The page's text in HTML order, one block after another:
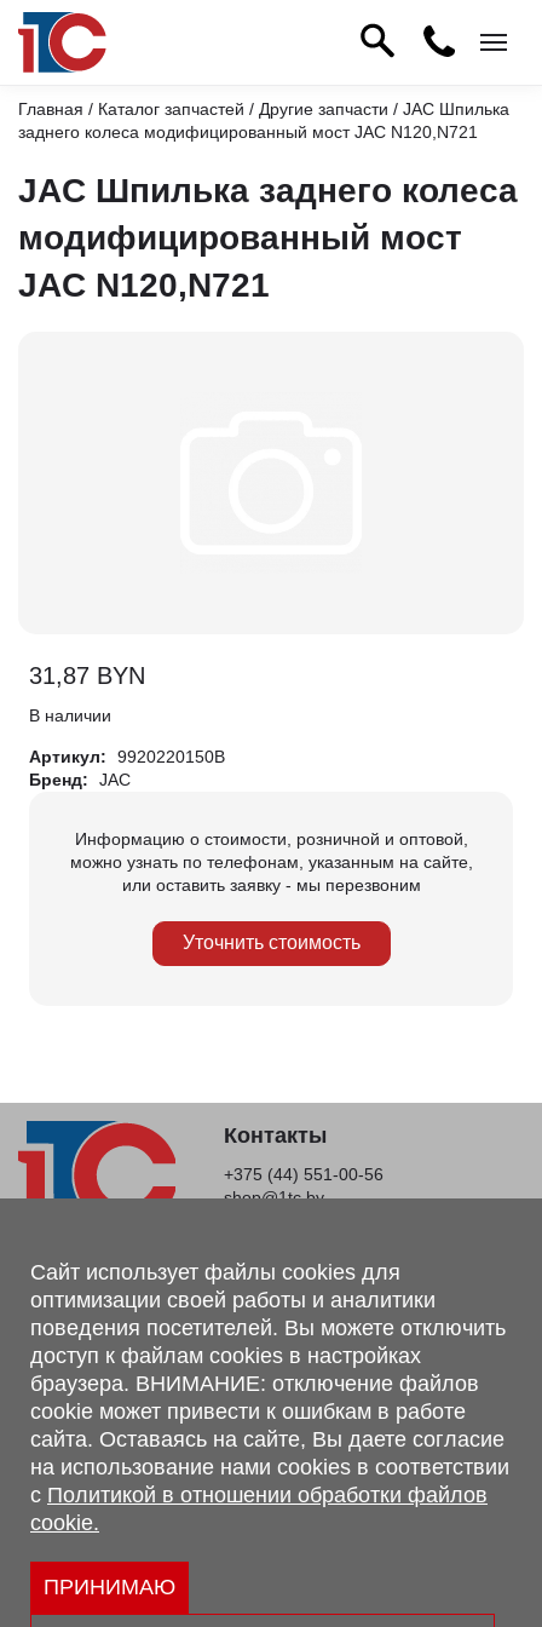
Главная / Каталог запчастей / Другие запчасти / JAC Шпилька
заднего колеса модифицированный мост JAC N120,N721
JAC Шпилька заднего колеса
модифицированный мост
JAC N120,N721
31,87 BYN
В наличии
Артикул:
9920220150B
Бренд:
JAC
Информацию о стоимости, розничной и оптовой,
можно узнать по телефонам, указанным на сайте,
или оставить заявку - мы перезвоним
Уточнить стоимость
Контакты
+375 (44) 551-00-56
shop@1tc.by
Магазин, склад
г. Минск, Минский р-н, п. Привольный, ул. Мира, 20А,
223062
г. Брест, ул. Лейтенанта Рябцева, 108 В, 224701
Обращаем Ваше внимание, что вся предоставленная на сайте
информация, касающаяся комплектаций, технических
характеристик, цветовых сочетаний, а также стоимости и
сервисного обслуживания носит информационный характер и
не является публичной офертой, определяемой п.2 ст.407
Гражданского кодекса Республики Беларусь.
Политика обработки персональных данных
Политикой в отношении обработки файлов cookie.
Сайт использует файлы cookies для
оптимизации своей работы и аналитики
поведения посетителей. Вы можете отключить
доступ к файлам cookies в настройках
браузера. ВНИМАНИЕ: отключение файлов
cookie может привести к ошибкам в работе
сайта. Оставаясь на сайте, Вы даете согласие
на использование нами cookies в соответствии
с Политикой в отношении обработки файлов
cookie.
ПРИНИМАЮ